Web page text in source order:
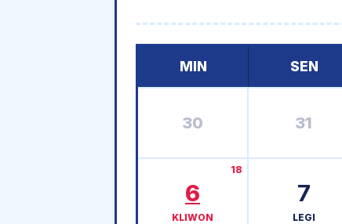
MIN SEN
30 31
6
18
KLIWON
7
LEGI